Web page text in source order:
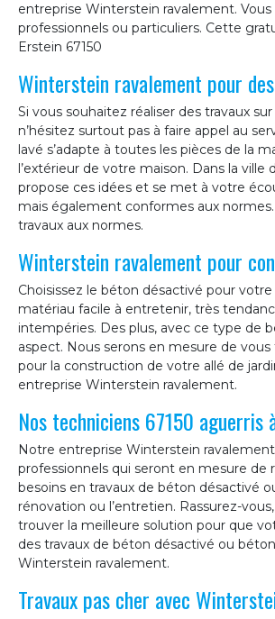
entreprise Winterstein ravalement.
professionnels ou particuliers. Cette
Erstein 67150
Winterstein ravalement pour
Si vous souhaitez réaliser des travaux
n’hésitez surtout pas à faire appel au
lavé s’adapte à toutes les pièces de la
l’extérieur de votre maison. Dans la
propose ces idées et se met à votre
mais également conformes aux
travaux aux normes.
Winterstein ravalement pour
Choisissez le béton désactivé pour votre
matériau facile à entretenir, très
intempéries. Des plus, avec ce type de
aspect. Nous serons en mesure de
pour la construction de votre allé de
entreprise Winterstein ravalement.
Nos techniciens 67150 aguerris
Notre entreprise Winterstein
professionnels qui seront en mesure de
besoins en travaux de béton désactivé
rénovation ou l’entretien. Rassurez-
trouver la meilleure solution pour que
des travaux de béton désactivé ou
Winterstein ravalement.
Travaux pas cher avec